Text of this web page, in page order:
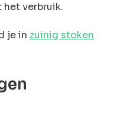
het verbruik.
je in zuinig stoken